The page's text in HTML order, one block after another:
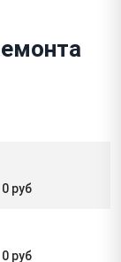
0 руб
0 руб